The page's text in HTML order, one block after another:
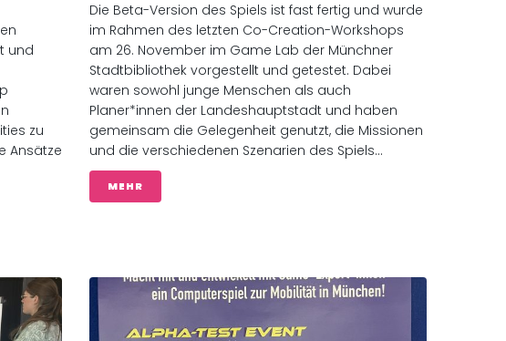
und
zu
Ansätze
Die Beta-Version des Spiels ist fast fertig und wurde
im Rahmen des letzten Co-Creation-Workshops
am 26. November im Game Lab der Münchner
Stadtbibliothek vorgestellt und getestet. Dabei
waren sowohl junge Menschen als auch
Planer*innen der Landeshauptstadt und haben
gemeinsam die Gelegenheit genutzt, die Missionen
und die verschiedenen Szenarien des Spiels...
MEHR